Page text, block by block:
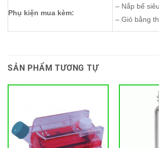
Phụ kiện mua kèm:
– Nắp bể
– Giỏ bằng
SẢN PHẨM TƯƠNG TỰ